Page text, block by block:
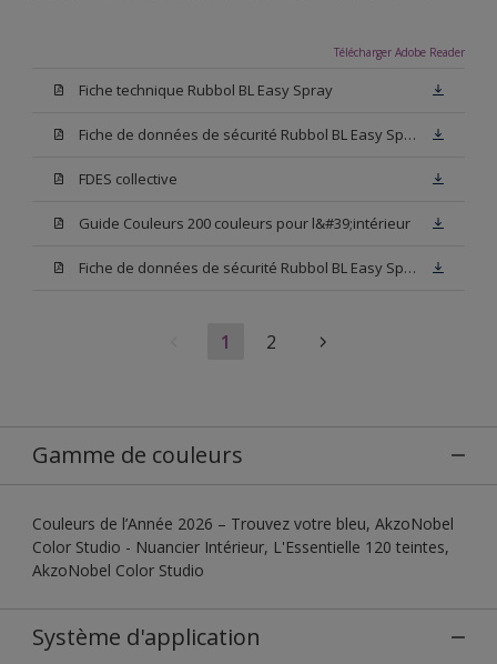
Télécharger Adobe Reader
Fiche technique Rubbol BL Easy Spray
Fiche de données de sécurité Rubbol BL Easy Spray Base W05
FDES collective
Guide Couleurs 200 couleurs pour l&#39;intérieur
Fiche de données de sécurité Rubbol BL Easy Spray Blanc
1 2
Gamme de couleurs
Couleurs de l’Année 2026 – Trouvez votre bleu, AkzoNobel
Color Studio - Nuancier Intérieur, L'Essentielle 120 teintes,
AkzoNobel Color Studio
Système d'application